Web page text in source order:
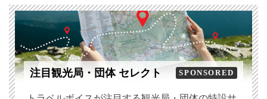
注目観光局・団体 セレクト SPONSORED